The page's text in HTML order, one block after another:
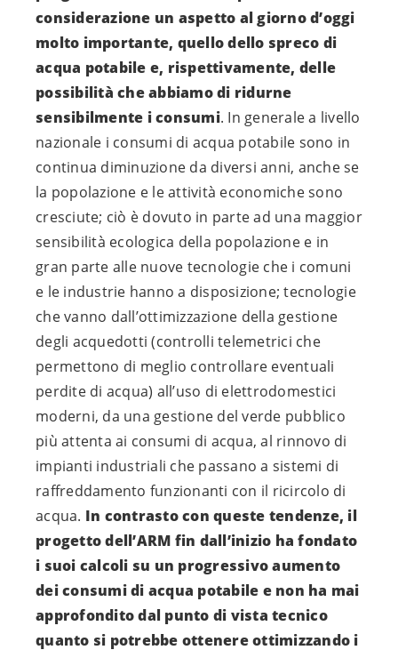
considerazione un aspetto al giorno d’oggi
molto importante, quello dello spreco di
acqua potabile e, rispettivamente, delle
possibilità che abbiamo di ridurne
sensibilmente i consumi. In generale a livello
nazionale i consumi di acqua potabile sono in
continua diminuzione da diversi anni, anche se
la popolazione e le attività economiche sono
cresciute; ciò è dovuto in parte ad una maggior
sensibilità ecologica della popolazione e in
gran parte alle nuove tecnologie che i comuni
e le industrie hanno a disposizione; tecnologie
che vanno dall’ottimizzazione della gestione
degli acquedotti (controlli telemetrici che
permettono di meglio controllare eventuali
perdite di acqua) all’uso di elettrodomestici
moderni, da una gestione del verde pubblico
più attenta ai consumi di acqua, al rinnovo di
impianti industriali che passano a sistemi di
raffreddamento funzionanti con il ricircolo di
acqua. In contrasto con queste tendenze, il
progetto dell’ARM fin dall’inizio ha fondato
i suoi calcoli su un progressivo aumento
dei consumi di acqua potabile e non ha mai
approfondito dal punto di vista tecnico
quanto si potrebbe ottenere ottimizzando i